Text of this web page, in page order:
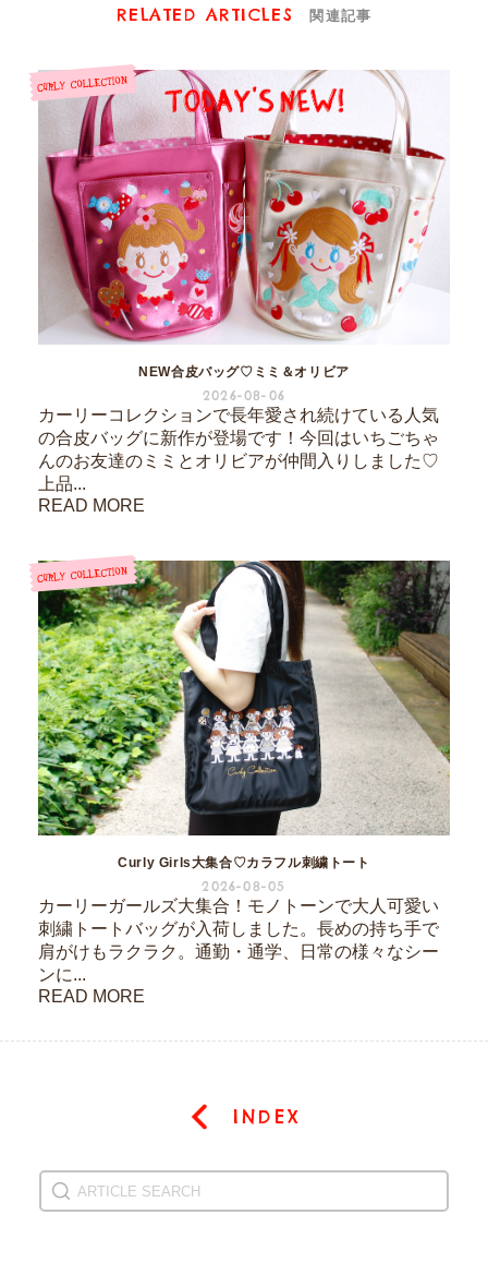
RELATED ARTICLES 関連記事
NEW合皮バッグ♡ミミ＆オリビア
2026-08-06
カーリーコレクションで長年愛され続けている人気
の合皮バッグに新作が登場です！今回はいちごちゃ
んのお友達のミミとオリビアが仲間入りしました♡
上品...
READ MORE
Curly Girls大集合♡カラフル刺繍トート
2026-08-05
カーリーガールズ大集合！モノトーンで大人可愛い
刺繍トートバッグが入荷しました。長めの持ち手で
肩がけもラクラク。通勤・通学、日常の様々なシー
ンに...
READ MORE
INDEX